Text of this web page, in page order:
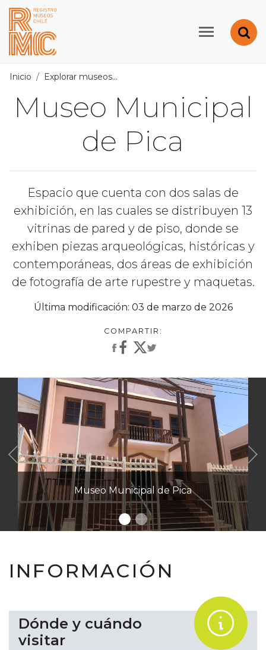
Contenido principal
Registro de Museos
Inicio Explorar museos
Museo Municipal
de Pica
Espacio que cuenta con dos salas de
exhibición, en las cuales se distribuyen 13
vitrinas de pared y de piso, donde se
exhiben piezas arqueológicas, históricas y
contemporáneas, dos áreas de exhibición
de fotografía de arte rupestre y maquetas.
Última modificación: 03 de marzo de 2026
Museo Municipal de Pica
Anterior
INFORMACIÓN
Dónde y cuándo
visitar
.